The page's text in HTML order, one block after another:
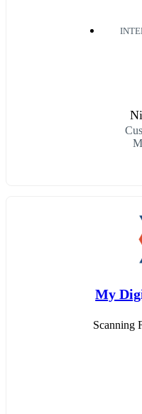
My
Scanning